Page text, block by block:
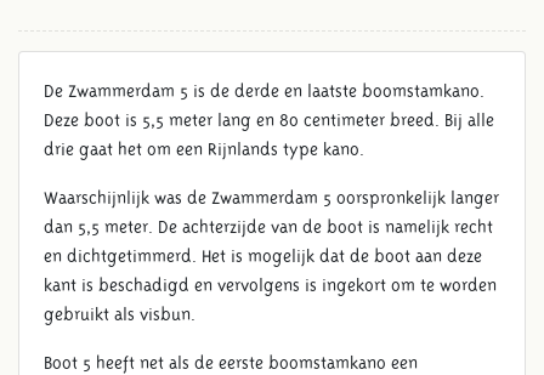
ZWAMMERDAM 5
BOOMSTAMKANO
De Zwammerdam 5 is de derde en laatste boomstamkano.
Deze boot is 5,5 meter lang en 80 centimeter breed. Bij alle
drie gaat het om een Rijnlands type kano.
Waarschijnlijk was de Zwammerdam 5 oorspronkelijk langer
dan 5,5 meter. De achterzijde van de boot is namelijk recht
en dichtgetimmerd. Het is mogelijk dat de boot aan deze
kant is beschadigd en vervolgens is ingekort om te worden
gebruikt als visbun.
Boot 5 heeft net als de eerste boomstamkano een